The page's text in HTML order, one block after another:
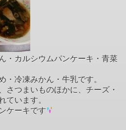
・カルシウムパンケーキ・青菜
・冷凍みかん・牛乳です。
さつまいものほかに、チーズ・
ています。
ケーキです